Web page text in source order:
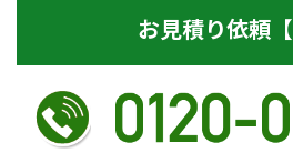
お見積り依頼【